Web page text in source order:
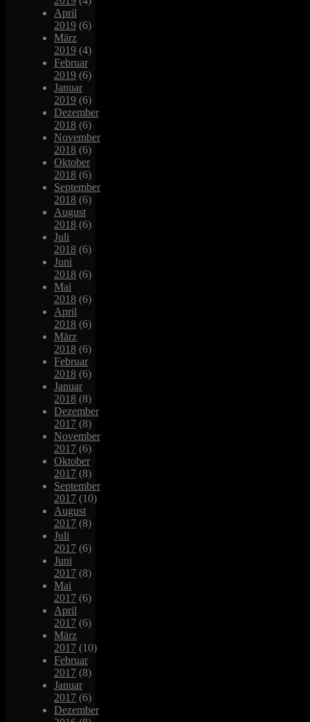
April
2019 (6)
März
2019 (4)
Februar
2019 (6)
Januar
2019 (6)
Dezember
2018 (6)
November
2018 (6)
Oktober
2018 (6)
September
2018 (6)
August
2018 (6)
Juli
2018 (6)
Juni
2018 (6)
Mai
2018 (6)
April
2018 (6)
März
2018 (6)
Februar
2018 (6)
Januar
2018 (8)
Dezember
2017 (8)
November
2017 (6)
Oktober
2017 (8)
September
2017 (10)
August
2017 (8)
Juli
2017 (6)
Juni
2017 (8)
Mai
2017 (6)
April
2017 (6)
März
2017 (10)
Februar
2017 (8)
Januar
2017 (6)
Dezember